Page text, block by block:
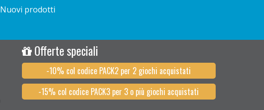
Nuovi prodotti
Offerte speciali
-10% col codice PACK2 per 2 giochi acquistati
-15% col codice PACK3 per 3 o più giochi acquistati